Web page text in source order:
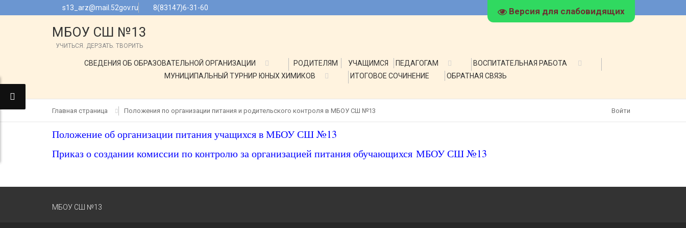
Версия для слабовидящих
s13_arz@mail.52gov.ru 8(83147)6-31-60
МБОУ СШ №13
УЧИТЬСЯ. ДЕРЗАТЬ. ТВОРИТЬ
СВЕДЕНИЯ ОБ ОБРАЗОВАТЕЛЬНОЙ ОРГАНИЗАЦИИ РОДИТЕЛЯМ УЧАЩИМСЯ ПЕДАГОГАМ
ВОСПИТАТЕЛЬНАЯ РАБОТА
МУНИЦИПАЛЬНЫЙ ТУРНИР ЮНЫХ ХИМИКОВ
ИТОГОВОЕ СОЧИНЕНИЕ ОБРАТНАЯ СВЯЗЬ
Главная страница Положения по организации питания и родительского контроля в МБОУ СШ №13 Войти
Положение об организации питания учащихся в МБОУ СШ №13
Приказ о создании комиссии по контролю за организацией питания обучающихся МБОУ СШ №13
МБОУ СШ №13